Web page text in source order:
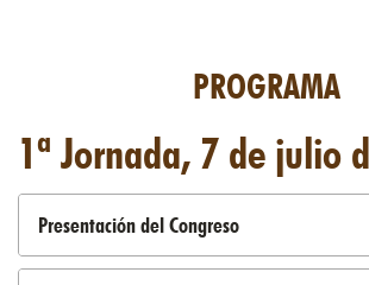
PROGRAMA
1ª Jornada, 7 de julio
Presentación del Congreso